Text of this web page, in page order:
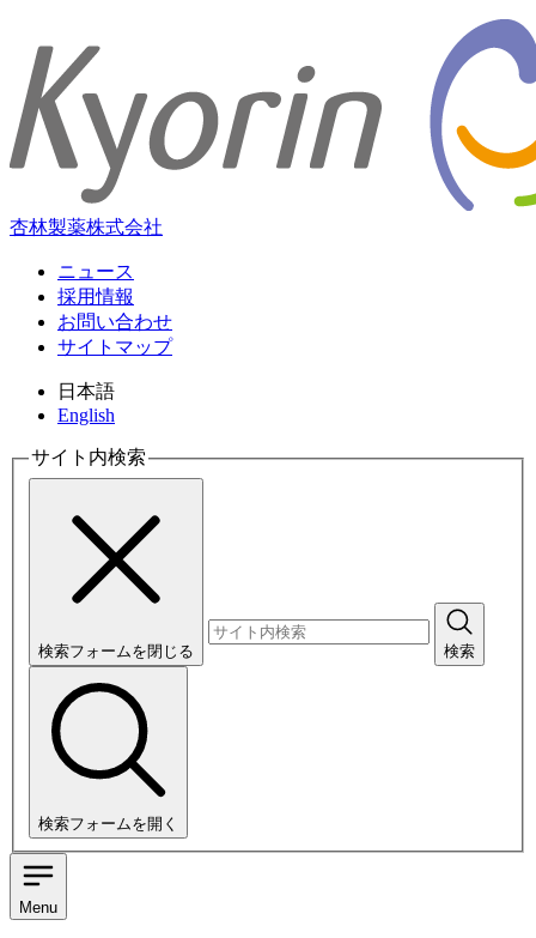
杏林製薬株式会社
ニュース
採用情報
お問い合わせ
サイトマップ
日本語
English
サイト内検索
検索フォームを閉じる 検索
検索フォームを開く
Menu